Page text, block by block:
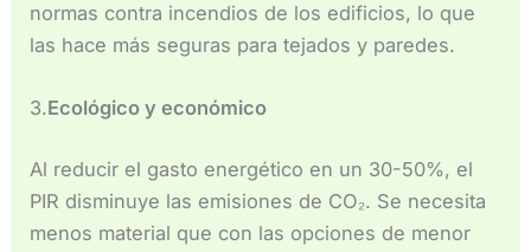
normas contra incendios de los edificios, lo que
las hace más seguras para tejados y paredes.
3.Ecológico y económico
Al reducir el gasto energético en un 30-50%, el
PIR disminuye las emisiones de CO₂. Se necesita
menos material que con las opciones de menor